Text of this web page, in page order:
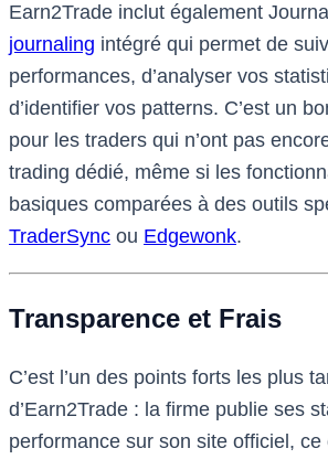
Earn2Trade inclut également
journaling intégré qui permet de
performances, d’analyser vos
d’identifier vos patterns. C’est un
pour les traders qui n’ont pas
trading dédié, même si les
basiques comparées à des outils
TraderSync ou Edgewonk.
Transparence et Frais
C’est l’un des points forts les plus
d’Earn2Trade : la firme publie ses
performance sur son site officiel,